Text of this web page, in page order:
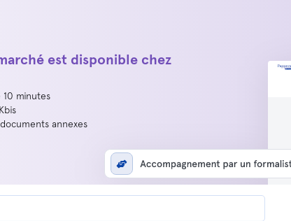
est disponible chez
minutes
annexes